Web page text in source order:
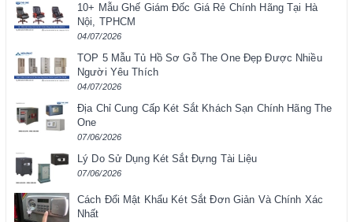
10+ Mẫu Ghế Giám Đốc Giá Rẻ Chính Hãng Tại Hà
Nội, TPHCM
04/07/2026
TOP 5 Mẫu Tủ Hồ Sơ Gỗ The One Đẹp Được Nhiều
Người Yêu Thích
04/07/2026
Địa Chỉ Cung Cấp Két Sắt Khách Sạn Chính Hãng The
One
07/06/2026
Lý Do Sử Dụng Két Sắt Đựng Tài Liệu
07/06/2026
Cách Đổi Mật Khẩu Két Sắt Đơn Giản Và Chính Xác
Nhất